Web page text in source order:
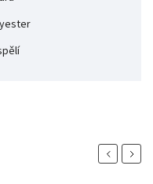
PreviousNext